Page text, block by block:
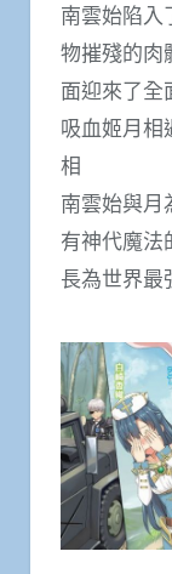
南雲始陷入
物摧殘的肉
面迎來了全
吸血姬月相
相
南雲始與月
有神代魔法
長為世界最